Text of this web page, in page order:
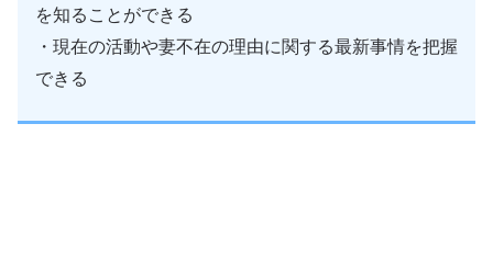
を知ることができる
・現在の活動や妻不在の理由に関する最新事情を把握
できる